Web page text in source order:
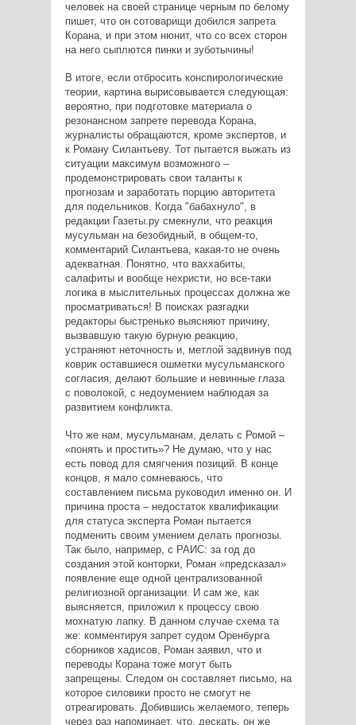
человек на своей странице черным по белому
пишет, что он сотоварищи добился запрета
Корана, и при этом нюнит, что со всех сторон
на него сыплются пинки и зуботычины!
В итоге, если отбросить конспирологические
теории, картина вырисовывается следующая:
вероятно, при подготовке материала о
резонансном запрете перевода Корана,
журналисты обращаются, кроме экспертов, и
к Роману Силантьеву. Тот пытается выжать из
ситуации максимум возможного –
продемонстрировать свои таланты к
прогнозам и заработать порцию авторитета
для подельников. Когда "бабахнуло", в
редакции Газеты.ру смекнули, что реакция
мусульман на безобидный, в общем-то,
комментарий Силантьева, какая-то не очень
адекватная. Понятно, что ваххабиты,
салафиты и вообще нехристи, но все-таки
логика в мыслительных процессах должна же
просматриваться! В поисках разгадки
редакторы быстренько выясняют причину,
вызвавшую такую бурную реакцию,
устраняют неточность и, метлой задвинув под
коврик оставшиеся ошметки мусульманского
согласия, делают большие и невинные глаза
с поволокой, с недоумением наблюдая за
развитием конфликта.
Что же нам, мусульманам, делать с Ромой –
«понять и простить»? Не думаю, что у нас
есть повод для смягчения позиций. В конце
концов, я мало сомневаюсь, что
составлением письма руководил именно он. И
причина проста – недостаток квалификации
для статуса эксперта Роман пытается
подменить своим умением делать прогнозы.
Так было, например, с РАИС: за год до
создания этой конторки, Роман «предсказал»
появление еще одной централизованной
религиозной организации. И сам же, как
выясняется, приложил к процессу свою
мохнатую лапку. В данном случае схема та
же: комментируя запрет судом Оренбурга
сборников хадисов, Роман заявил, что и
переводы Корана тоже могут быть
запрещены. Следом он составляет письмо, на
которое силовики просто не смогут не
отреагировать. Добившись желаемого, теперь
через раз напоминает, что, дескать, он же